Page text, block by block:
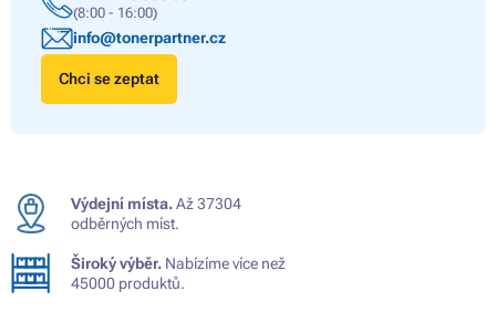
(8:00 - 16:00)
info@tonerpartner.cz
Chci se zeptat
Výdejní místa.Až 37304
odběrných míst.
Široký výběr. Nabízíme více než
45000 produktů.